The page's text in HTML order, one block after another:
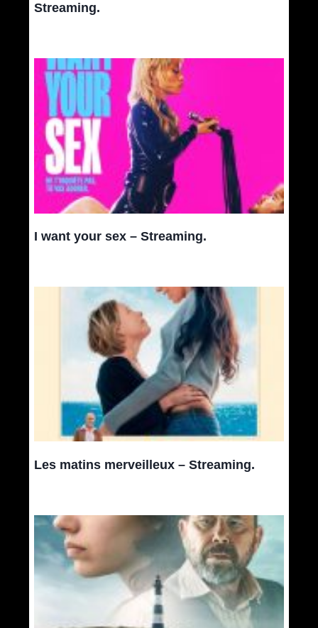
Streaming.
I want your sex – Streaming.
Les matins merveilleux – Streaming.